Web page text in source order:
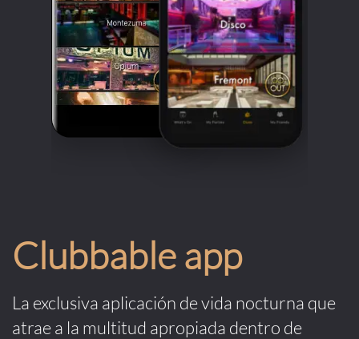
Clubbable app
La exclusiva aplicación de vida nocturna que
atrae a la multitud apropiada dentro de